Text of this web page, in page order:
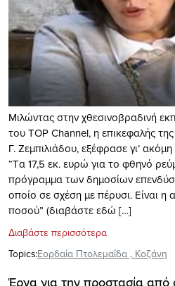
Μιλώντας στην χθεσινοβραδινή
του TOP Channel, η επικεφαλής
Γ. Ζεμπιλιάδου, εξέφρασε γι’
“Tα 17,5 εκ. ευρώ για το φθηνό
πρόγραμμα των δημοσίων
οποίο σε σχέση με πέρυσι. Είναι η
ποσού” (διαβάστε εδώ […]
Διαβάστε περισσότερα
Topics:Εορδαία Πτολεμαΐδα , Κοζάνη
Έργα για την προστασία από